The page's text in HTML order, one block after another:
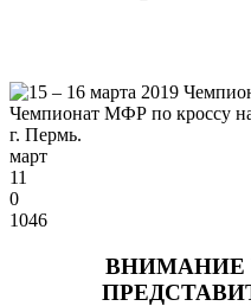
март
11
0
1046
ВНИМАНИЕ